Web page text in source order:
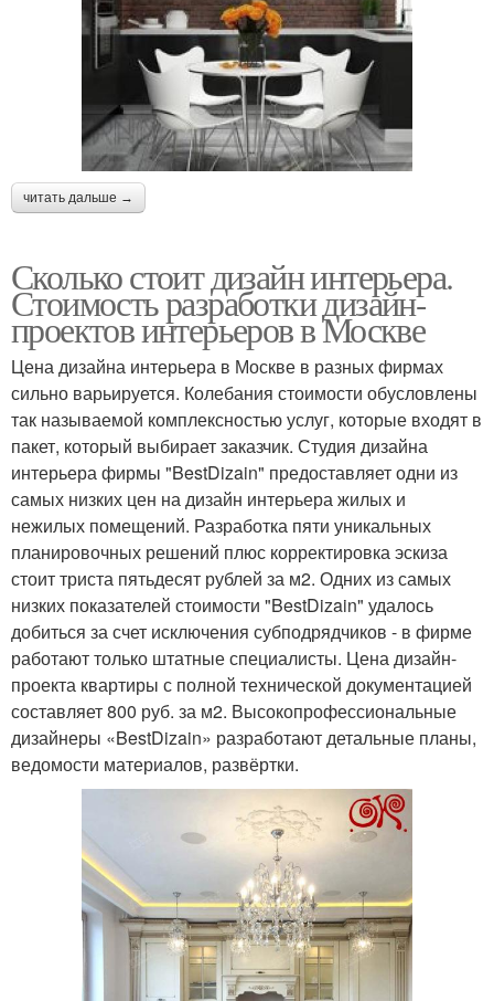
читать дальше →
Сколько стоит дизайн интерьера.
Стоимость разработки дизайн-
проектов интерьеров в Москве
Цена дизайна интерьера в Москве в разных фирмах
сильно варьируется. Колебания стоимости обусловлены
так называемой комплексностью услуг, которые входят в
пакет, который выбирает заказчик. Студия дизайна
интерьера фирмы "BestDizain" предоставляет одни из
самых низких цен на дизайн интерьера жилых и
нежилых помещений. Разработка пяти уникальных
планировочных решений плюс корректировка эскиза
стоит триста пятьдесят рублей за м2. Одних из самых
низких показателей стоимости "BestDizain" удалось
добиться за счет исключения субподрядчиков - в фирме
работают только штатные специалисты. Цена дизайн-
проекта квартиры с полной технической документацией
составляет 800 руб. за м2. Высокопрофессиональные
дизайнеры «BestDizain» разработают детальные планы,
ведомости материалов, развёртки.